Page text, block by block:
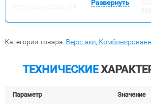
Развернуть
Категории товара: Верстаки,
ТЕХНИЧЕСКИЕ
Параметр Значение